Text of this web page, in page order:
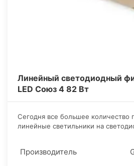
Линейный светодиодный
LED Союз 4 82 Вт
​Сегодня все большее количество
линейные светильники на
Производитель